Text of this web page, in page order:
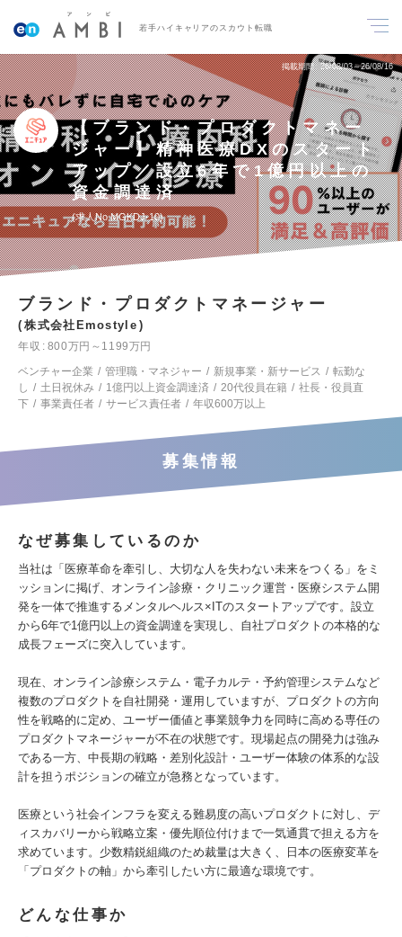
若手ハイキャリアのスカウト転職
掲載期間 26/08/03～26/08/16
【ブランド・プロダクトマネー
ジャー】精神医療DXのスタート
アップ／設立6年で1億円以上の
資金調達済
求人No.MGKDJ-10
ブランド・プロダクトマネージャー
株式会社Emostyle
年収
800万円～1199万円
ベンチャー企業
管理職・マネジャー 新規事業・新サービス
転勤な
し
土日祝休み 1億円以上資金調達済 20代役員在籍
社長・役員直
下
事業責任者 サービス責任者 年収600万以上
募集情報
なぜ募集しているのか
当社は「医療革命を牽引し、大切な人を失わない未来をつくる」をミ
ッションに掲げ、オンライン診療・クリニック運営・医療システム開
発を一体で推進するメンタルヘルス×ITのスタートアップです。設立
から6年で1億円以上の資金調達を実現し、自社プロダクトの本格的な
成長フェーズに突入しています。
現在、オンライン診療システム・電子カルテ・予約管理システムなど
複数のプロダクトを自社開発・運用していますが、プロダクトの方向
性を戦略的に定め、ユーザー価値と事業競争力を同時に高める専任の
プロダクトマネージャーが不在の状態です。現場起点の開発力は強み
である一方、中長期の戦略・差別化設計・ユーザー体験の体系的な設
計を担うポジションの確立が急務となっています。
医療という社会インフラを変える難易度の高いプロダクトに対し、デ
ィスカバリーから戦略立案・優先順位付けまで一気通貫で担える方を
求めています。少数精鋭組織のため裁量は大きく、日本の医療変革を
「プロダクトの軸」から牽引したい方に最適な環境です。
どんな仕事か